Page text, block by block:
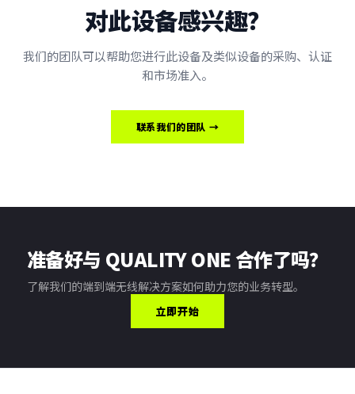
对此设备感兴趣？
我们的团队可以帮助您进行此设备及类似设备的采购、认证
和市场准入。
联系我们的团队 →
准备好与 QUALITY ONE 合作了吗？
了解我们的端到端无线解决方案如何助力您的业务转型。
立即开始